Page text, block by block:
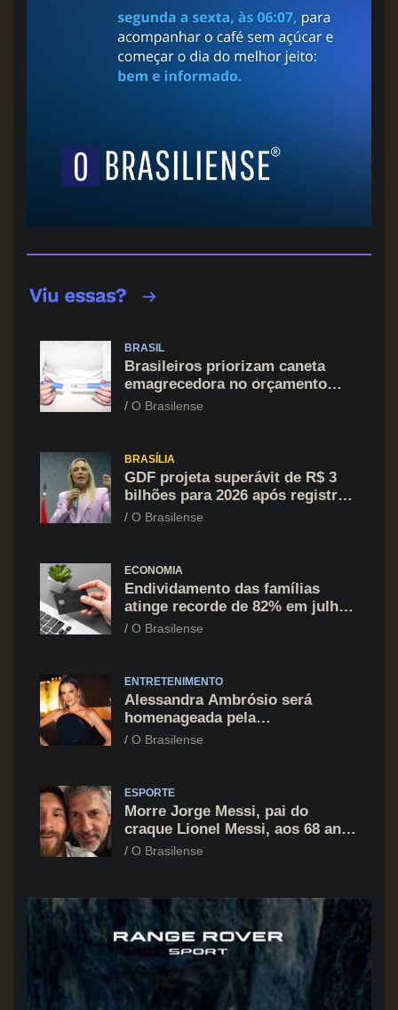
BRASIL
Brasileiros priorizam caneta
emagrecedora no orçamento
mesmo em situação de aperto
O Brasilense
BRASÍLIA
GDF projeta superávit de R$ 3
bilhões para 2026 após registrar
recuo no déficit
O Brasilense
ECONOMIA
Endividamento das famílias
atinge recorde de 82% em julho;
cartão de crédito segue como
O Brasilense
ENTRETENIMENTO
Alessandra Ambrósio será
homenageada pela
BrazilFoundation no New York
O Brasilense
ESPORTE
Morre Jorge Messi, pai do
craque Lionel Messi, aos 68 anos
na Argentina
O Brasilense